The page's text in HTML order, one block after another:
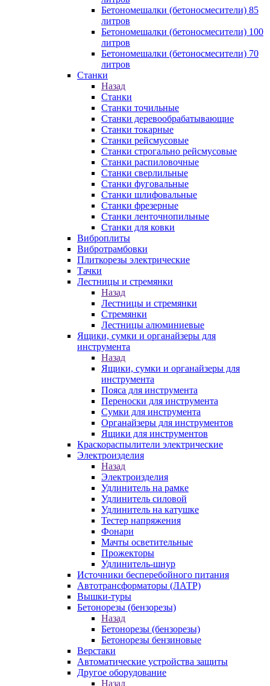
Бетономешалки (бетоносмесители) 85
литров
Бетономешалки (бетоносмесители) 100
литров
Бетономешалки (бетоносмесители) 70
литров
Станки
Назад
Станки
Станки точильные
Станки деревообрабатывающие
Станки токарные
Станки рейсмусовые
Станки строгально рейсмусовые
Станки распиловочные
Станки сверлильные
Станки фуговальные
Станки шлифовальные
Станки фрезерные
Станки ленточнопильные
Станки для ковки
Виброплиты
Вибротрамбовки
Плиткорезы электрические
Тачки
Лестницы и стремянки
Назад
Лестницы и стремянки
Стремянки
Лестницы алюминиевые
Ящики, сумки и органайзеры для
инструмента
Назад
Ящики, сумки и органайзеры для
инструмента
Пояса для инструмента
Переноски для инструмента
Сумки для инструмента
Органайзеры для инструментов
Ящики для инструментов
Краскораспылители электрические
Электроизделия
Назад
Электроизделия
Удлинитель на рамке
Удлинитель силовой
Удлинитель на катушке
Тестер напряжения
Фонари
Мачты осветительные
Прожекторы
Удлинитель-шнур
Источники бесперебойного питания
Автотрансформаторы (ЛАТР)
Вышки-туры
Бетонорезы (бензорезы)
Назад
Бетонорезы (бензорезы)
Бетонорезы бензиновые
Верстаки
Автоматические устройства защиты
Другое оборудование
Назад